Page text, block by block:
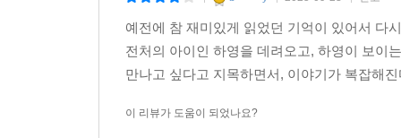
예전에 참 재미있게 읽었던 기억이 있어서 다
전처의 아이인 하영을 데려오고, 하영이 보이
만나고 싶다고 지목하면서, 이야기가 복잡해
이 리뷰가 도움이 되었나요?